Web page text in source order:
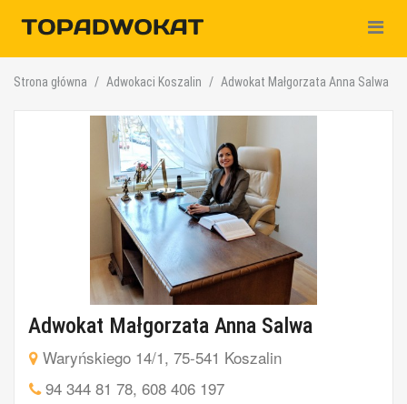
Strona główna Adwokaci Koszalin Adwokat Małgorzata Anna Salwa
Adwokat Małgorzata Anna Salwa
Waryńskiego 14/1, 75-541 Koszalin
94 344 81 78, 608 406 197